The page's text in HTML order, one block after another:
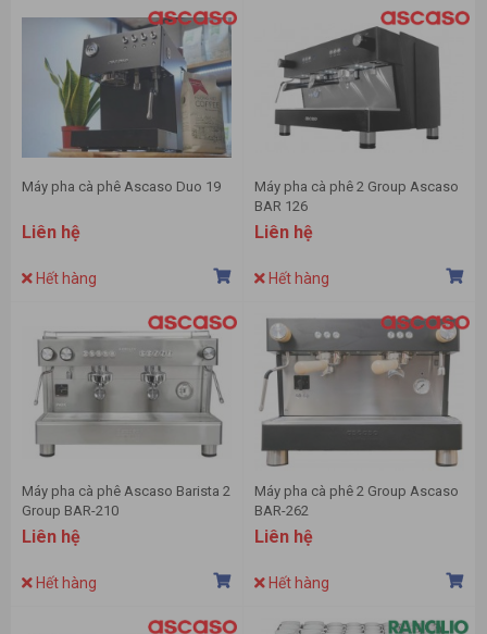
Máy pha cà phê Ascaso Duo 19
Liên hệ
Hết hàng
Máy pha cà phê 2 Group Ascaso
BAR 126
Liên hệ
Hết hàng
Máy pha cà phê Ascaso Barista 2
Group BAR-210
Liên hệ
Hết hàng
Máy pha cà phê 2 Group Ascaso
BAR-262
Liên hệ
Hết hàng